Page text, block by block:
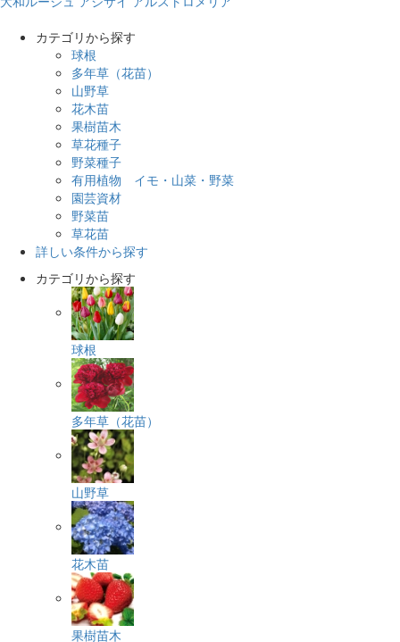
カテゴリから探す
球根
多年草（花苗）
山野草
花木苗
果樹苗木
草花種子
野菜種子
有用植物 イモ・山菜・野菜
園芸資材
野菜苗
草花苗
詳しい条件から探す
カテゴリから探す
球根
多年草（花苗）
山野草
花木苗
果樹苗木